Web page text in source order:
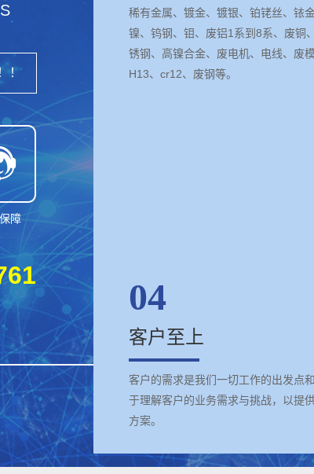
！
障
稀有金属、镀金、镀银、铂铑丝、铱
镍、钨钢、钼、废铝1系到8系、废铜
锈钢、高镍合金、废电机、电线、废
H13、cr12、废钢等。
04
客户至上
客户的需求是我们一切工作的出发点
于理解客户的业务需求与挑战，以提
方案。